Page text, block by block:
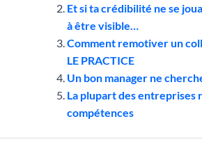
Et si ta crédibilité ne se
à être visible…
Comment remotiver un
LE PRACTICE
Un bon manager ne
La plupart des entreprises
compétences